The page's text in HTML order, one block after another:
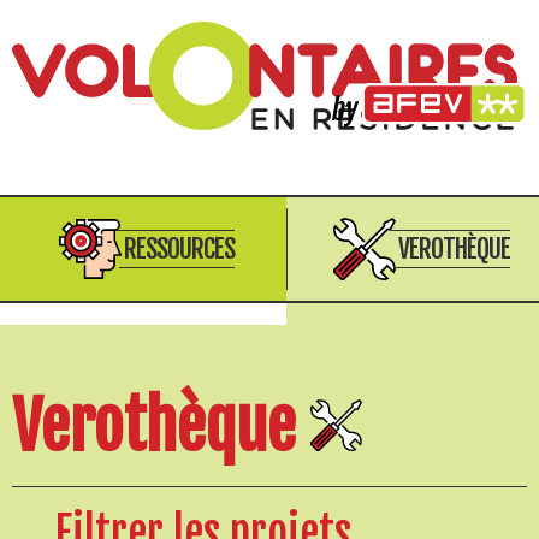
RESSOURCES VEROTHÈQUE
Verothèque